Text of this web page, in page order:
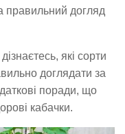
правильний догляд
які сорти
доглядати за
поради, що
кабачки.